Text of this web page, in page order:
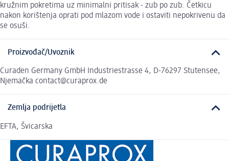
kružnim pokretima uz minimalni pritisak - zub po zub. Četkicu
nakon korištenja oprati pod mlazom vode i ostaviti nepokrivenu da
se osuši.
Proizvođač/Uvoznik
Curaden Germany GmbH Industriestrasse 4, D-76297 Stutensee,
Njemačka contact@curaprox.de
Zemlja podrijetla
EFTA, Švicarska